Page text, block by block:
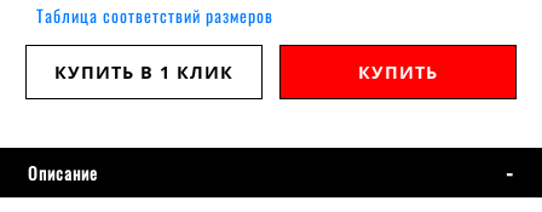
Таблица соответствий размеров
КУПИТЬ В 1 КЛИК КУПИТЬ
Описание